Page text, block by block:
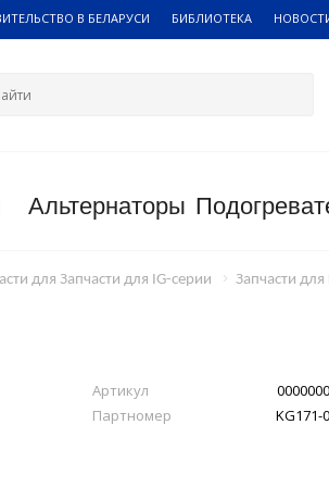
В БЕЛАРУСИ БИБЛИОТЕКА
Альтернаторы
для Запчасти для IG-серии Запчасти
Артикул
Партномер
KG171-